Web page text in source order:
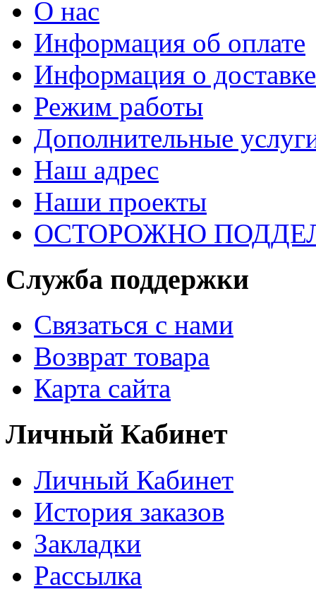
О нас
Информация об оплате
Информация о доставке
Режим работы
Дополнительные
Наш адрес
Наши проекты
ОСТОРОЖНО
Служба поддержки
Связаться с нами
Возврат товара
Карта сайта
Личный Кабинет
Личный Кабинет
История заказов
Закладки
Рассылка